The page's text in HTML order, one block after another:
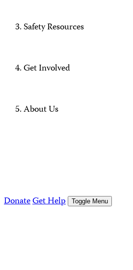
Safety Resources
Get Involved
About Us
DonateGet Help Toggle Menu